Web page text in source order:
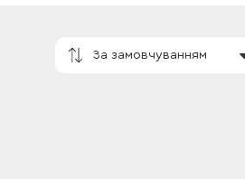
За замовчуванням